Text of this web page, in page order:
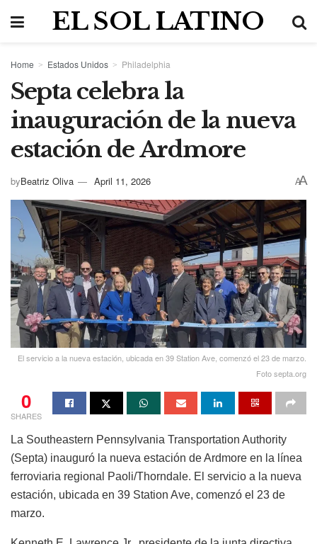
EL SOL LATINO
Home Estados Unidos Philadelphia
Septa celebra la
inauguración de la nueva
estación de Ardmore
byBeatriz Oliva April 11, 2026 AA
El servicio a la nueva estación, ubicada en 39 Station Ave, comenzó el 23 de marzo.
Foto septa.org
0
SHARES
La Southeastern Pennsylvania Transportation Authority
(Septa) inauguró la nueva estación de Ardmore en la línea
ferroviaria regional Paoli/Thorndale. El servicio a la nueva
estación, ubicada en 39 Station Ave, comenzó el 23 de
marzo.